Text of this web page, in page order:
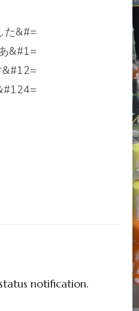
た&#=
&#1=
&#12=
notification.